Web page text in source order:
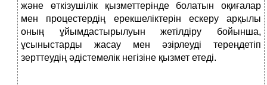
және өткізушілік қызметтерінде болатын оқиғалар
мен процестердің ерекшеліктерін ескеру арқылы
оның ұйымдастырылуын жетілдіру бойынша,
ұсыныстарды жасау мен әзірлеуді тереңдетіп
зерттеудің әдістемелік негізіне қызмет етеді.